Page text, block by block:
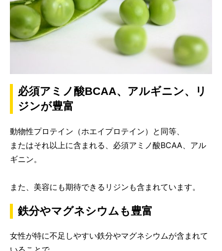
必須アミノ酸BCAA、アルギニン、リ
ジンが豊富
動物性プロテイン（ホエイプロテイン）と同等、
またはそれ以上に含まれる、必須アミノ酸BCAA、アル
ギニン。
また、美容にも期待できるリジンも含まれています。
鉄分やマグネシウムも豊富
女性が特に不足しやすい鉄分やマグネシウムが含まれて